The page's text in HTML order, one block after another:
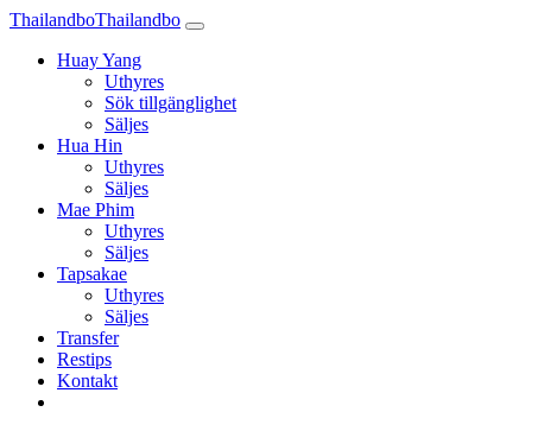
ThailandboThailandbo
Huay Yang
Uthyres
Sök tillgänglighet
Säljes
Hua Hin
Uthyres
Säljes
Mae Phim
Uthyres
Säljes
Tapsakae
Uthyres
Säljes
Transfer
Restips
Kontakt